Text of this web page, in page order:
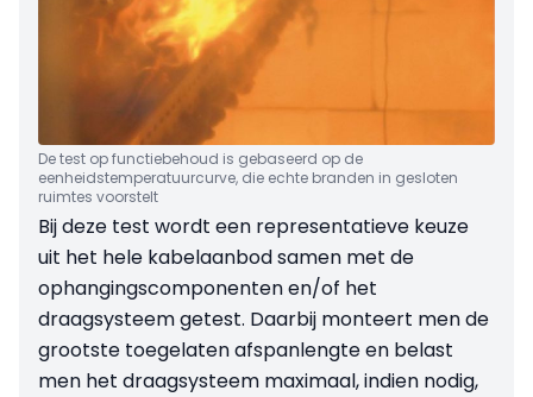
De test op functiebehoud is gebaseerd op de
eenheidstemperatuurcurve, die echte branden in gesloten
ruimtes voorstelt
Bij deze test wordt een representatieve keuze
uit het hele kabelaanbod samen met de
ophangingscomponenten en/of het
draagsysteem getest. Daarbij monteert men de
grootste toegelaten afspanlengte en belast
men het draagsysteem maximaal, indien nodig,